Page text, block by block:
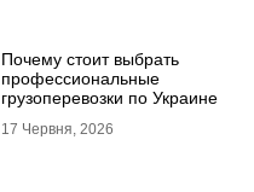
Почему стоит выбрать
профессиональные
грузоперевозки по Украине
17 Червня, 2026